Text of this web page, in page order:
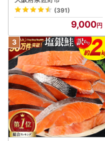
いただいた場合でもお受け
ください※
【返礼品に関するお問い合
電話番号：0531-45-3330
受付時間：9:00-17:00 土
【ワンストップ特例制度の
担当課 税務課 市民税係
電話番号：0531-23-3509
(391)
9,000